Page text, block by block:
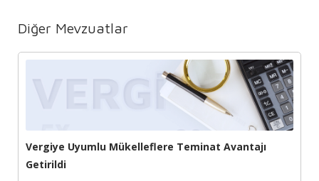
Diğer Mevzuatlar
Vergiye Uyumlu Mükelleflere Teminat Avantajı
Getirildi